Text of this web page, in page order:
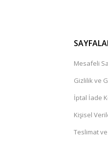
Mesafeli
Gizlilik ve
İptal İade
Kişisel
Teslimat